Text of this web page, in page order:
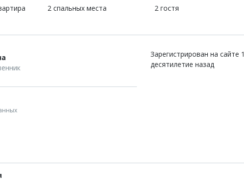
2 спальных места 2 гостя
Зарегистрирован на сайте 1
десятилетие назад